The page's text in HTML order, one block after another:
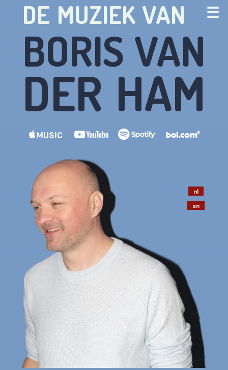
DE MUZIEK VAN
BORIS VAN
DER HAM
nl
en
☰
NIEUWS EN MEDIA
OPTREDENS
WAAROM MUZIEK?
THE MAKING OF
CREDITS
CONTACT